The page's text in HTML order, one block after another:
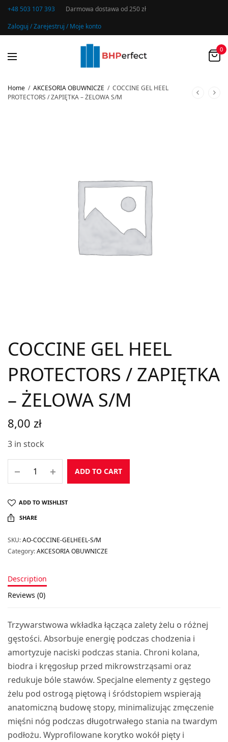
+48 503 107 393 Darmowa dostawa od 250 zł
Zaloguj / Zarejestruj / Moje konto
0
Home / AKCESORIA OBUWNICZE / COCCINE GEL HEEL
PROTECTORS / ZAPIĘTKA – ŻELOWA S/M
COCCINE GEL HEEL
PROTECTORS / ZAPIĘTKA
– ŻELOWA S/M
8,00 zł
3 in stock
ADD TO CART
ADD TO WISHLIST
SHARE
SKU:AO-COCCINE-GELHEEL-S/M
Category:AKCESORIA OBUWNICZE
Description
Reviews (0)
Trzywarstwowa wkładka łącząca zalety żelu o różnej
gęstości. Absorbuje energię podczas chodzenia i
amortyzuje naciski podczas stania. Chroni kolana,
biodra i kręgosłup przed mikrowstrząsami oraz
redukuje bóle stawów. Specjalne elementy z gęstego
żelu pod ostrogą piętową i śródstopiem wspierają
anatomiczną budowę stopy, minimalizując zmęczenie
mięśni nóg podczas długotrwałego stania na twardym
podłożu. Wyprofilowane korytko wokół pięty i